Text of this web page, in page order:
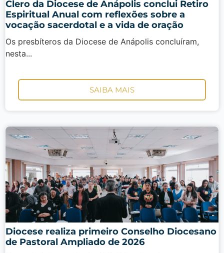
Clero da Diocese de Anápolis conclui Retiro
Espiritual Anual com reflexões sobre a
vocação sacerdotal e a vida de oração
Os presbíteros da Diocese de Anápolis concluíram,
nesta...
SAIBA MAIS
Diocese realiza primeiro Conselho Diocesano
de Pastoral Ampliado de 2026